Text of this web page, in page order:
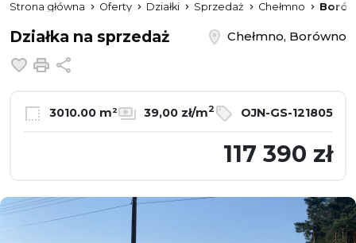
Strona główna Oferty Działki Sprzedaż Chełmno
Działka na sprzedaż
Chełmno, Borówno
Dodaj do ulubionych
Drukuj
3010.00 m² 39,00 zł/m2 OJN-GS-121805
117 390 zł